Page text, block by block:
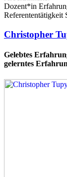
Dozent*in
Referententätigkeit
Christopher
Gelebtes
gelerntes